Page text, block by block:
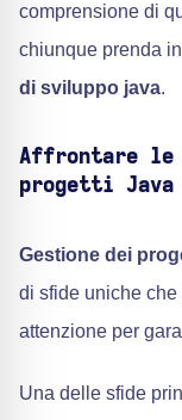
comprensione di
chiunque prenda
di sviluppo java.
Affrontare le
progetti Java
Gestione dei
di sfide uniche che
attenzione per
Una delle sfide